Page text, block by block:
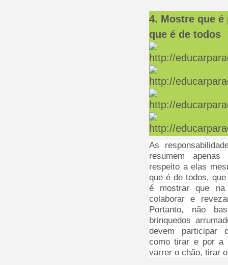
4. Mostre que
que é de todos
As
resumem
respeito a elas
que é de todos,
é mostrar que na
colaborar e
Portanto, não
brinquedos
devem participar
como tirar e por a
varrer o chão, tirar